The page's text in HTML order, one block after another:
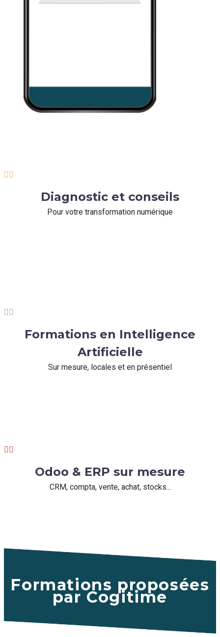

Diagnostic et conseils
Pour votre transformation numérique

Formations en Intelligence
Artificielle
Sur mesure, locales et en présentiel

Odoo & ERP sur mesure
CRM, compta, vente, achat, stocks...
Formations proposées
par Cogitime